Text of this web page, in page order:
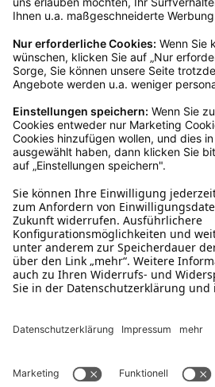
Kundenservice
Mo – Fr 9 – 17 Uhr, Sa 9 – 13 Uhr
Ruf uns an
04942-60 64 080
Schreibe uns
verkauf@schecker.de
WhatsApp Support